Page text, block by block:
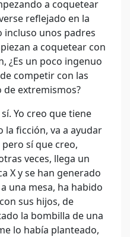
a coquetear
reflejado en la
incluso unos padres
a coquetear con
¿Es un poco ingenuo
competir con las
extremismos?
Yo creo que tiene
la ficción, va a ayudar
sí que creo,
veces, llega un
X y se han generado
una mesa, ha habido
sus hijos, de
la bombilla de una
lo había planteado,